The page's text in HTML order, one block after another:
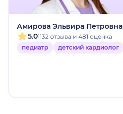
Амирова Эльвира Петровна
5.01132 отзыва и 481 оценка
педиатр
детский кардиолог